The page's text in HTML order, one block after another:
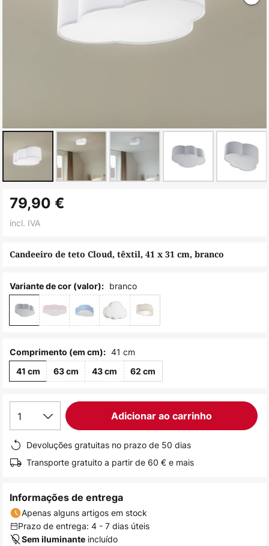
para
da
de
imagens
Candeeiro de teto Cloud, têxtil, 41 x 31 cm, branco
79,90 €
incl. IVA
Variante de cor (valor): branco
Comprimento (em cm): 41 cm
41 cm 63 cm 43 cm 62 cm
1 Adicionar ao carrinho
Devoluções gratuitas no prazo de 50 dias
Transporte gratuito a partir de 60 € e mais
Informações de entrega
Apenas alguns artigos em stock
Prazo de entrega: 4 - 7 dias úteis
Sem iluminante incluído